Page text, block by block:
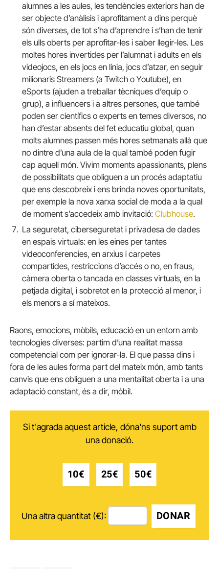
alumnes a les aules, les tendències exteriors han de
ser objecte d’anàlisis i aprofitament a dins perquè
són diverses, de tot s’ha d’aprendre i s’han de tenir
els ulls oberts per aprofitar-les i saber llegir-les. Les
moltes hores invertides per l’alumnat i adults en els
videojocs, en els jocs en línia, jocs d’atzar, en seguir
milionaris Streamers (a Twitch o Youtube), en
eSports (ajuden a treballar tècniques d’equip o
grup), a influencers i a altres persones, que també
poden ser científics o experts en temes diversos, no
han d’estar absents del fet educatiu global, quan
molts alumnes passen més hores setmanals allà que
no dintre d’una aula de la qual també poden fugir
cap aquell món. Vivim moments apassionants, plens
de possibilitats que obliguen a un procés adaptatiu
que ens descobreix i ens brinda noves oportunitats,
per exemple la nova xarxa social de moda a la qual
de moment s’accedeix amb invitació: Clubhouse.
La seguretat, ciberseguretat i privadesa de dades
en espais virtuals: en les eines per tantes
videoconferencies, en arxius i carpetes
compartides, restriccions d’accés o no, en fraus,
càmera oberta o tancada en classes virtuals, en la
petjada digital, i sobretot en la protecció al menor, i
els menors a sí mateixos.
Raons, emocions, mòbils, educació en un entorn amb
tecnologies diverses: partim d’una realitat massa
competencial com per ignorar-la. El que passa dins i
fora de les aules forma part del mateix món, amb tants
canvis que ens obliguen a una mentalitat oberta i a una
adaptació constant, és a dir, mòbil.
Si t'agrada aquest article, dóna'ns suport amb
una donació.
10€ 25€ 50€
Una altra quantitat (€): DONAR